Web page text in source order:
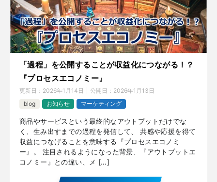
「過程」を公開することが収益化につながる！？
『プロセスエコノミー』
更新日： 2026年1月14日 公開日： 2026年1月13日
blog
お知らせ マーケティング
商品やサービスという最終的なアウトプットだけでな
く、生み出すまでの過程を発信して、 共感や応援を得て
収益につなげることを意味する『プロセスエコノミ
ー』。 注目されるようになった背景、『アウトプットエ
コノミー』との違い、メ […]